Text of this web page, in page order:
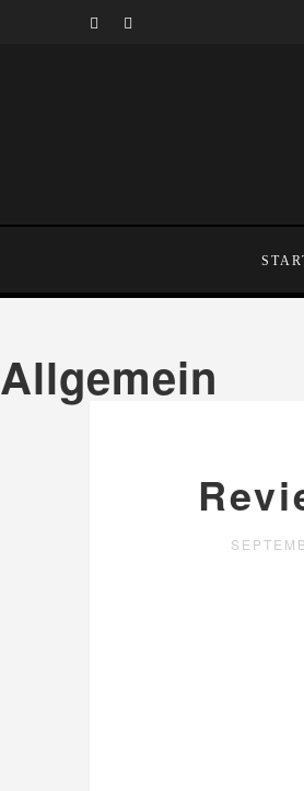
Allgemein